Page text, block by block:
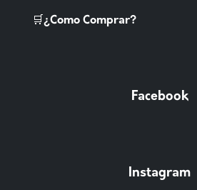
🛒¿Como Comprar?
Facebook
Instagram